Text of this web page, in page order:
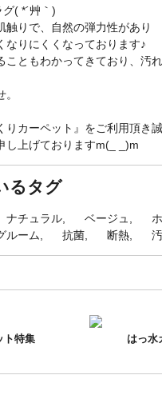
( *´艸｀)
触りで、自然の弾力性があり
なりにくくなっております♪
こともわかってきており、汚
カーペット』をご利用頂き
し上げておりますm(_ _)m
るタグ
ナチュラル ベージュ
ルーム 抗菌 断熱
ト特集 はっ水